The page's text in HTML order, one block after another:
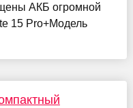
АКБ огромной
15 Pro+Модель